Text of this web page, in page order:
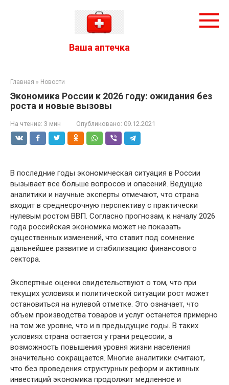
Ваша аптечка
Главная » Новости
Экономика России к 2026 году: ожидания без
роста и новые вызовы
На чтение: 3 мин Опубликовано: 09.12.2021
В последние годы экономическая ситуация в России
вызывает все больше вопросов и опасений. Ведущие
аналитики и научные эксперты отмечают, что страна
входит в среднесрочную перспективу с практически
нулевым ростом ВВП. Согласно прогнозам, к началу 2026
года российская экономика может не показать
существенных изменений, что ставит под сомнение
дальнейшее развитие и стабилизацию финансового
сектора.
Экспертные оценки свидетельствуют о том, что при
текущих условиях и политической ситуации рост может
остановиться на нулевой отметке. Это означает, что
объем производства товаров и услуг останется примерно
на том же уровне, что и в предыдущие годы. В таких
условиях страна остается у грани рецессии, а
возможность повышения уровня жизни населения
значительно сокращается. Многие аналитики считают,
что без проведения структурных реформ и активных
инвестиций экономика продолжит медленное и